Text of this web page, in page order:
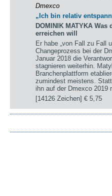
Dmexco
„Ich bin relativ
DOMINIK MATYKA
erreichen will
Er habe „von Fall zu Fall
Changeprozess bei der
Januar 2018 die
stagnieren weiterhin.
Branchenplattform
zumindest meistens.
ihn auf der Dmexco 2019
[14126 Zeichen]€ 5,75